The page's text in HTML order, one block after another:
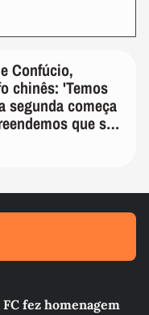
Confúcio,
chinês: 'Temos
segunda começa
que só
fez homenagem